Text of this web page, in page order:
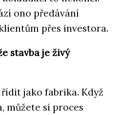
ono předávání
přes investora.
stavba je živý
řídit jako fabrika. Když
můžete si proces